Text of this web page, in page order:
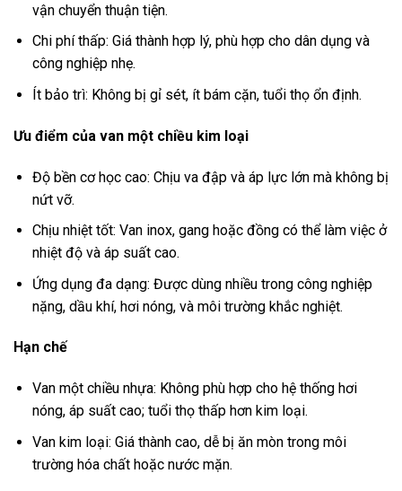
vận chuyển thuận tiện.
Chi phí thấp: Giá thành hợp lý, phù hợp cho dân dụng và
công nghiệp nhẹ.
Ít bảo trì: Không bị gỉ sét, ít bám cặn, tuổi thọ ổn định.
Ưu điểm của van một chiều kim loại
Độ bền cơ học cao: Chịu va đập và áp lực lớn mà không bị
nứt vỡ.
Chịu nhiệt tốt: Van inox, gang hoặc đồng có thể làm việc ở
nhiệt độ và áp suất cao.
Ứng dụng đa dạng: Được dùng nhiều trong công nghiệp
nặng, dầu khí, hơi nóng, và môi trường khắc nghiệt.
Hạn chế
Van một chiều nhựa: Không phù hợp cho hệ thống hơi
nóng, áp suất cao; tuổi thọ thấp hơn kim loại.
Van kim loại: Giá thành cao, dễ bị ăn mòn trong môi
trường hóa chất hoặc nước mặn.